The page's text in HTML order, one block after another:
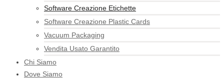
Software Creazione Etichette
Software Creazione Plastic Cards
Vacuum Packaging
Vendita Usato Garantito
Chi Siamo
Dove Siamo